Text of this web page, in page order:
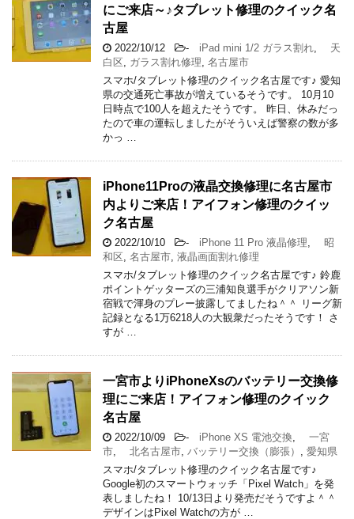
にご来店～♪タブレット修理のクイック名
古屋
2022/10/12 - iPad mini 1/2 ガラス割れ
天
白区
ガラス割れ修理 名古屋市
スマホ/タブレット修理のクイック名古屋です♪ 愛知
県の交通死亡事故が増えているそうです。 10月10
日時点で100人を超えたそうです。 昨日、休みだっ
たので車の運転しましたがそういえば警察の数が多
かっ …
iPhone11Proの液晶交換修理に名古屋市
内よりご来店！アイフォン修理のクイッ
ク名古屋
2022/10/10 - iPhone 11 Pro 液晶修理
昭
和区 名古屋市 液晶画面割れ修理
スマホ/タブレット修理のクイック名古屋です♪ 鈴鹿
ポイントゲッターズの三浦知良選手がクリアソン新
宿戦で渾身のプレー披露してましたね＾＾ リーグ新
記録となる1万6218人の大観衆だったそうです！ さ
すが …
一宮市よりiPhoneXsのバッテリー交換修
理にご来店！アイフォン修理のクイック
名古屋
2022/10/09 - iPhone XS 電池交換
一宮
市
北名古屋市 バッテリー交換（膨張）
愛知県
スマホ/タブレット修理のクイック名古屋です♪
Google初のスマートウォッチ「Pixel Watch」を発
表しましたね！ 10/13日より発売だそうですよ＾＾
デザインはPixel Watchの方が …